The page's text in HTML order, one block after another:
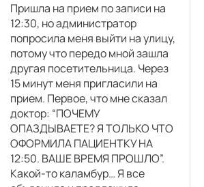
Пришла на прием по записи на
12:30, но администратор
попросила меня выйти на улицу,
потому что передо мной зашла
другая посетительница. Через
15 минут меня пригласили на
прием. Первое, что мне сказал
доктор: “ПОЧЕМУ
ОПАЗДЫВАЕТЕ? Я ТОЛЬКО ЧТО
ОФОРМИЛА ПАЦИЕНТКУ НА
12:50. ВАШЕ ВРЕМЯ ПРОШЛО”.
Какой-то каламбур… Я все